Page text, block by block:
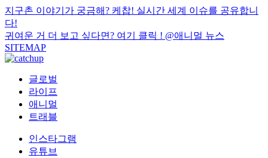
지구촌 이야기가 궁금해? 케찹! 실시간 세계 이슈를 공유합니
다!
귀여운 거 더 보고 싶다면? 여기 클릭 ! @애니멀 뉴스
SITEMAP
글로벌
라이프
애니멀
트래블
인스타그램
유튜브